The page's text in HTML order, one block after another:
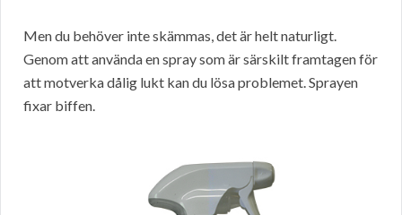
Men du behöver inte skämmas, det är helt naturligt.
Genom att använda en spray som är särskilt framtagen för
att motverka dålig lukt kan du lösa problemet. Sprayen
fixar biffen.